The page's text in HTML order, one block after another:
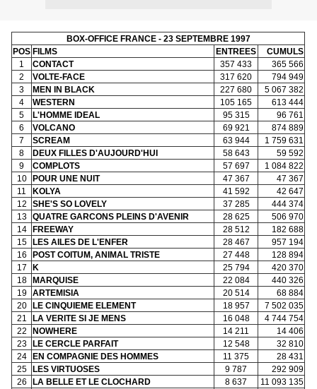
BOX-OFFICE FRANCE - 23 SEPTEMBRE 1997
POS FILMS ENTREES
CUMULS
1
CONTACT 357 433
365 566
2
VOLTE-FACE 317 620
794 949
3
MEN IN BLACK 227 680
5 067 382
4
WESTERN 105 165
613 444
5
L'HOMME IDEAL 95 315
96 761
6
VOLCANO 69 921
874 889
7
SCREAM 63 944
1 759 631
8
DEUX FILLES D'AUJOURD'HUI 58 643
59 592
9
COMPLOTS 57 697
1 084 822
10
POUR UNE NUIT 47 367
47 367
11
KOLYA 41 592
42 647
12
SHE'S SO LOVELY 37 285
444 374
13
QUATRE GARCONS PLEINS D'AVENIR 28 625
506 970
14
FREEWAY 28 512
182 688
15
LES AILES DE L'ENFER 28 467
957 194
16
POST COITUM, ANIMAL TRISTE 27 448
128 894
17
K 25 794
420 370
18
MARQUISE 22 084
440 326
19
ARTEMISIA 20 514
68 884
20
LE CINQUIEME ELEMENT 18 957
7 502 035
21
LA VERITE SI JE MENS 16 048
4 744 754
22
NOWHERE 14 211
14 406
23
LE CERCLE PARFAIT 12 548
32 810
24
EN COMPAGNIE DES HOMMES 11 375
28 431
25
LES VIRTUOSES 9 787
292 909
26
LA BELLE ET LE CLOCHARD 8 637
11 093 135